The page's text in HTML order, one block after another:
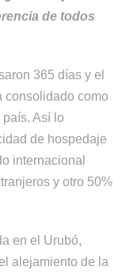
de todos
365 días y el
consolidado como
Así lo
de hospedaje
internacional
y otro 50%
en el Urubó,
alejamiento de la